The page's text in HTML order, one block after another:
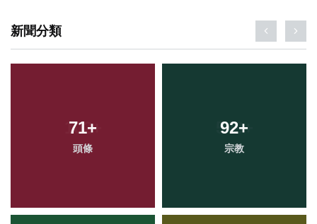
新聞分類
71+
頭條
92+
宗教